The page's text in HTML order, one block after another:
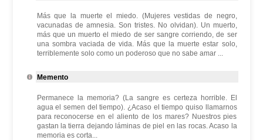
Más que la muerte el miedo. (Mujeres vestidas de negro,
vacunadas de amnesia. Son tristes. No olvidan). Un muerto,
más que un muerto el miedo de ser sangre corriendo, de ser
una sombra vaciada de vida. Más que la muerte estar solo,
terriblemente solo como un poderoso que no sabe amar ...
Memento
Permanece la memoria? (La sangre es certeza horrible. El
agua el semen del tiempo). ¿Acaso el tiempo quiso llamarnos
para reconocerse en el aliento de los mares? Nuestros pies
gastan la tierra dejando láminas de piel en las rocas. Acaso la
memoria es corta...